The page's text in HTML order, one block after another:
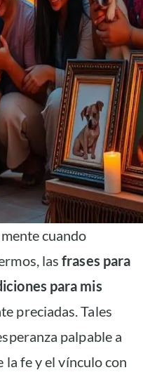
cuando
lasfrases para
para mis
preciadas. Tales
palpable a
la fe y el vínculo con